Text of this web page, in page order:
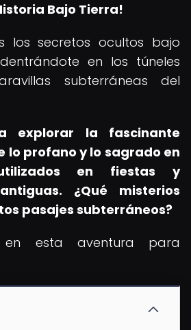
Bajo Tierra!
los secretos ocultos bajo
en los túneles
subterráneas del
explorar la fascinante
lo profano y lo sagrado en
en fiestas y
¿Qué misterios
pasajes subterráneos?
en esta aventura para